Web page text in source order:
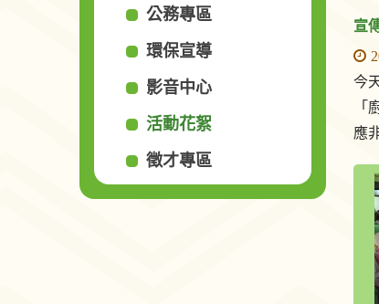
公務專區
環保宣導
影音中心
活動花絮
徵才專區
宣
今
「
應